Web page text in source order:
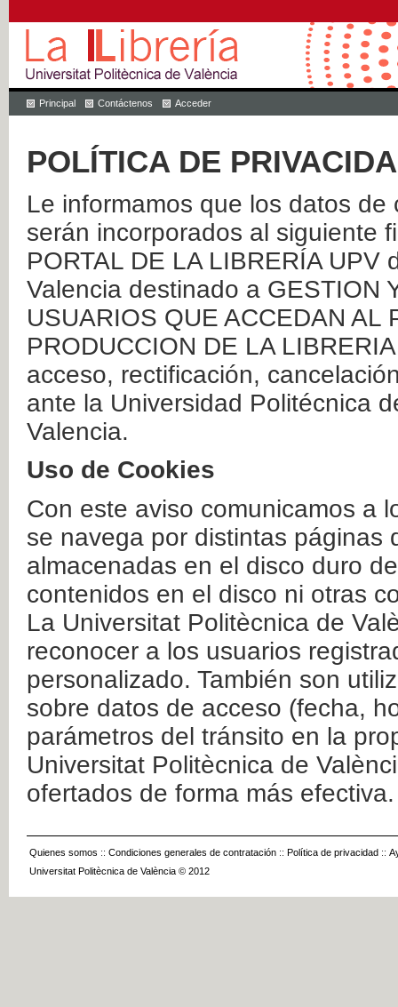
Principal Contáctenos Acceder
POLÍTICA DE
Le informamos que los datos
serán incorporados al siguiente
PORTAL DE LA LIBRERÍA
Valencia destinado a GESTION
USUARIOS QUE ACCEDAN AL
PRODUCCION DE LA
acceso, rectificación,
ante la Universidad Politécnica
Valencia.
Uso de Cookies
Con este aviso comunicamos a
se navega por distintas páginas
almacenadas en el disco duro
contenidos en el disco ni otras
La Universitat Politècnica de
reconocer a los usuarios
personalizado. También son
sobre datos de acceso (fecha,
parámetros del tránsito en la
Universitat Politècnica de
ofertados de forma más efectiva.
Quienes somos :: Condiciones generales de contratación :: Política de privacidad ::
Universitat Politècnica de València © 2012